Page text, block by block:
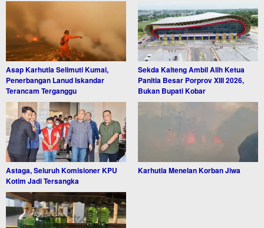
Asap Karhutla Selimuti Kumai,
Penerbangan Lanud Iskandar
Terancam Terganggu
Sekda Kalteng Ambil Alih Ketua
Panitia Besar Porprov XIII 2026,
Bukan Bupati Kobar
Astaga, Seluruh Komisioner KPU
Kotim Jadi Tersangka
Karhutla Menelan Korban Jiwa